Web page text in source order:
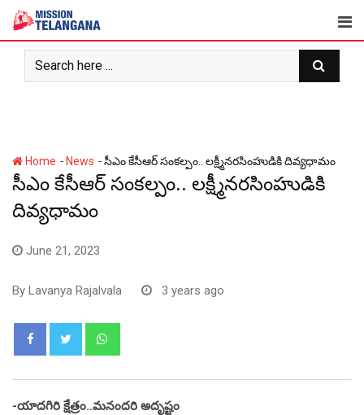
Skip
content
Home - News -సీఎం కేసీఆర్ సంక‌ల్పం.. ల‌క్ష్మీన‌ర‌సింహుడికి దివ్య‌ధామం
సీఎం కేసీఆర్ సంక‌ల్పం.. ల‌క్ష్మీన‌ర‌సింహుడికి
దివ్య‌ధామం
June 21, 2023
By Lavanya Rajalvala 3 years ago
-యాద‌గిరి క్షేత్రం..మ‌నంద‌రి అదృష్టం